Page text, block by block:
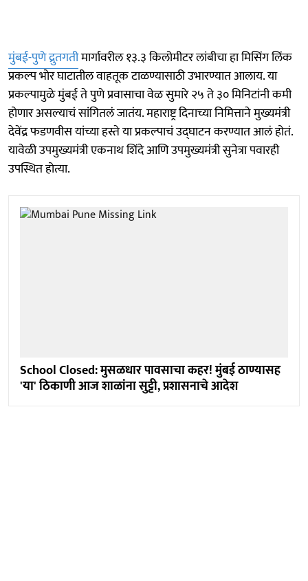
मुंबई-पुणे द्रुतगतीमार्गावरील १३.३ किलोमीटर लांबीचा हा मिसिंग लिंक
प्रकल्प भोर घाटातील वाहतूक टाळण्यासाठी उभारण्यात आलाय. या
प्रकल्पामुळे मुंबई ते पुणे प्रवासाचा वेळ सुमारे २५ ते ३० मिनिटांनी कमी
होणार असल्याचं सांगितलं जातंय. महाराष्ट्र दिनाच्या निमित्ताने मुख्यमंत्री
देवेंद्र फडणवीस यांच्या हस्ते या प्रकल्पाचं उद्घाटन करण्यात आलं होतं.
यावेळी उपमुख्यमंत्री एकनाथ शिंदे आणि उपमुख्यमंत्री सुनेत्रा पवारही
उपस्थित होत्या.
School Closed: मुसळधार पावसाचा कहर! मुंबई ठाण्यासह
'या' ठिकाणी आज शाळांना सुट्टी, प्रशासनाचे आदेश